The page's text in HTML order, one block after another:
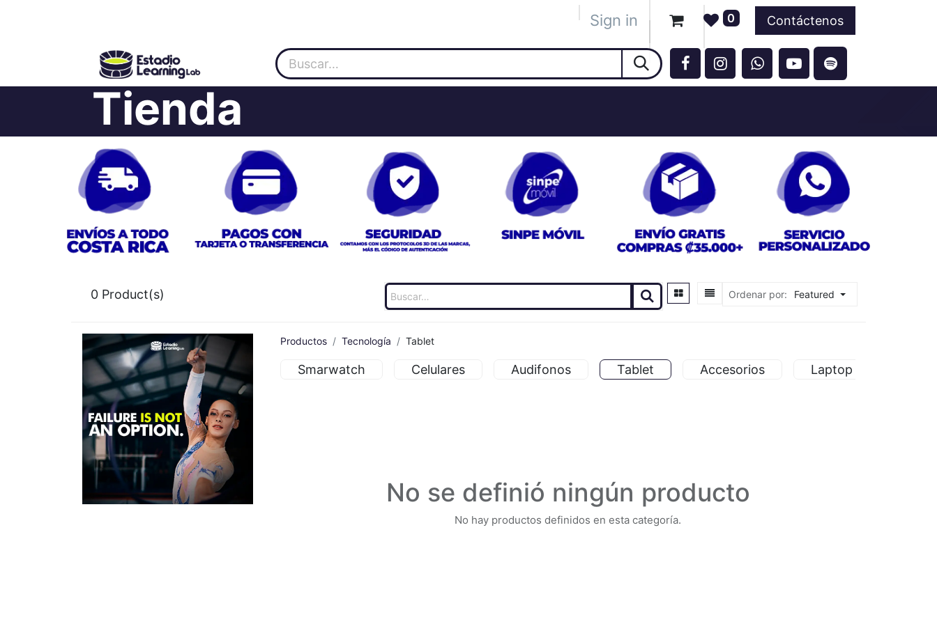
Socios Eventos
Sign in 0 Contáctenos
Tienda
0 Product(s) Ordenar por: Featured
Productos Tecnología Tablet
Smarwatch Celulares Audifonos Tablet Accesorios Laptop
No se definió ningún producto
No hay productos definidos en esta categoría.